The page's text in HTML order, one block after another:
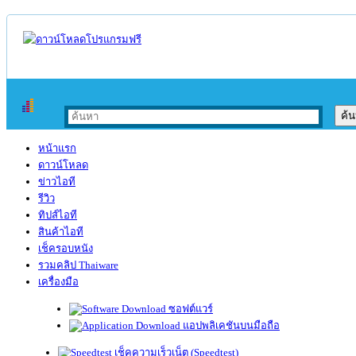
หน้าแรก
ดาวน์โหลด
ข่าวไอที
รีวิว
ทิปส์ไอที
สินค้าไอที
เช็ครอบหนัง
รวมคลิป Thaiware
เครื่องมือ
ซอฟต์แวร์
แอปพลิเคชันบนมือถือ
เช็คความเร็วเน็ต (Speedtest)